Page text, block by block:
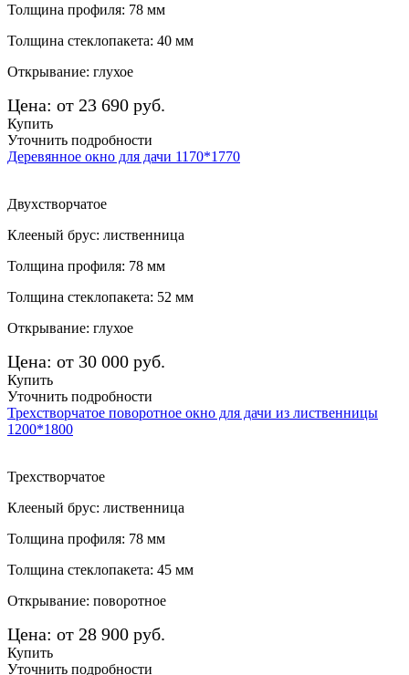
Толщина профиля: 78 мм
Толщина стеклопакета: 40 мм
Открывание: глухое
Цена: от 23 690 руб.
Купить
Уточнить подробности
Деревянное окно для дачи 1170*1770
Двухстворчатое
Клееный брус: лиственница
Толщина профиля: 78 мм
Толщина стеклопакета: 52 мм
Открывание: глухое
Цена: от 30 000 руб.
Купить
Уточнить подробности
Трехстворчатое поворотное окно для дачи из лиственницы
1200*1800
Трехстворчатое
Клееный брус: лиственница
Толщина профиля: 78 мм
Толщина стеклопакета: 45 мм
Открывание: поворотное
Цена: от 28 900 руб.
Купить
Уточнить подробности